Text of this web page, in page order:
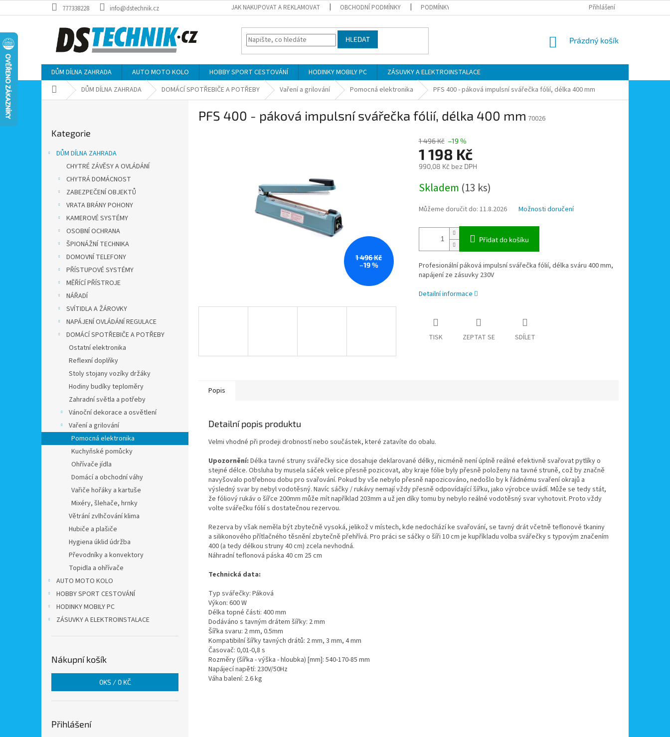
na
777338228 info@dstechnik.cz JAK NAKUPOVAT A REKLAMOVAT OBCHODNÍ PODMÍNKY PODMÍNKY OCHRANY OSOBNÍCH ÚDAJŮ MOJE OBJEDNÁVKA
Přihlášení
HLEDAT
NÁKUPNÍ
Prázdný košík
DŮM DÍLNA ZAHRADA AUTO MOTO KOLO HOBBY SPORT CESTOVÁNÍ HODINKY MOBILY PC
ZÁSUVKY A ELEKTROINSTALACE
Domů DŮM DÍLNA ZAHRADA DOMÁCÍ SPOTŘEBIČE A POTŘEBY Vaření a grilování Pomocná elektronika PFS 400 - páková impulsní svářečka fólií, délka 400 mm
kategorie
Kategorie
DŮM DÍLNA ZAHRADA
CHYTRÉ ZÁVĚSY A OVLÁDÁNÍ
CHYTRÁ DOMÁCNOST
ZABEZPEČENÍ OBJEKTŮ
VRATA BRÁNY POHONY
KAMEROVÉ SYSTÉMY
OSOBNÍ OCHRANA
ŠPIONÁŽNÍ TECHNIKA
DOMOVNÍ TELEFONY
PŘÍSTUPOVÉ SYSTÉMY
MĚŘÍCÍ PŘÍSTROJE
NÁŘADÍ
SVÍTIDLA A ŽÁROVKY
NAPÁJENÍ OVLÁDÁNÍ REGULACE
DOMÁCÍ SPOTŘEBIČE A POTŘEBY
Ostatní elektronika
Reflexní doplňky
Stoly stojany vozíky držáky
Hodiny budíky teploměry
Zahradní světla a potřeby
Vánoční dekorace a osvětlení
Vaření a grilování
Pomocná elektronika
Kuchyňské pomůcky
Ohřívače jídla
Domácí a obchodní váhy
Vařiče hořáky a kartuše
Mixéry, šlehače, hrnky
Větrání zvlhčování klima
Hubiče a plašiče
Hygiena úklid údržba
Převodníky a konvektory
Topidla a ohřívače
AUTO MOTO KOLO
HOBBY SPORT CESTOVÁNÍ
HODINKY MOBILY PC
ZÁSUVKY A ELEKTROINSTALACE
Nákupní košík
0KS / 0 KČ
Přihlášení
PFS 400 - páková impulsní svářečka fólií, délka 400 mm 70026
1 496 Kč
–19 %
1 496 Kč –19 %
1 198 Kč
990,08 Kč bez DPH
cena:
Skladem (13 ks)
Můžeme doručit do: 11.8.2026 Možnosti doručení
Přidat do košíku
Profesionální páková impulsní svářečka fólií, délka sváru 400 mm,
napájení ze zásuvky 230V
Detailní informace
TISK ZEPTAT SE SDÍLET
Popis
Detailní popis produktu
Velmi vhodné při prodeji drobností nebo součástek, které zatavíte do obalu.
Upozornění: Délka tavné struny svářečky sice dosahuje deklarované délky, nicméně není úplně reálné efektivně svařovat pytlíky o
stejné délce. Obsluha by musela sáček velice přesně pozicovat, aby kraje fólie byly přesně položeny na tavné struně, což by značně
navyšovalo potřebnou dobu pro svařování. Pokud by vše nebylo přesně napozicováno, nedošlo by k řádnému svaření okrajů a
výsledný svar by nebyl vodotěsný. Navíc sáčky / rukávy nemají vždy přesně odpovídající šířku, jako výrobce uvádí. Může se tedy stát,
že fóliový rukáv o šířce 200mm může mít například 203mm a už jen díky tomu by nebylo reálné vodotěsný svar vyhotovit. Proto vždy
volte svářečku fólií s dostatečnou rezervou.
Rezerva by však neměla být zbytečně vysoká, jelikož v místech, kde nedochází ke svařování, se tavný drát včetně teflonové tkaniny
a silikonového přítlačného těsnění zbytečně přehřívá. Pro práci se sáčky o šíři 10 cm je kupříkladu volba svářečky s typovým značením
400 (a tedy délkou struny 40 cm) zcela nevhodná.
Náhradní teflonová páska 40 cm 25 cm
Technická data:
Typ svářečky: Páková
Výkon: 600 W
Délka topné části: 400 mm
Dodáváno s tavným drátem šířky: 2 mm
Šířka svaru: 2 mm, 0.5mm
Kompatibilní šířky tavných drátů: 2 mm, 3 mm, 4 mm
Časovač: 0,01-0,8 s
Rozměry (šířka - výška - hloubka) [mm]: 540-170-85 mm
Napájecí napětí: 230V/50Hz
Váha balení: 2.6 kg